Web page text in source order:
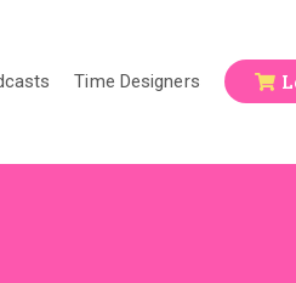
Time Designers